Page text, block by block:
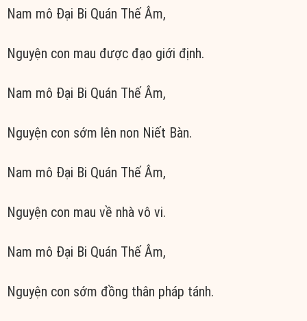
Nam mô Đại Bi Quán Thế Âm,
Nguyện con mau được đạo giới định.
Nam mô Đại Bi Quán Thế Âm,
Nguyện con sớm lên non Niết Bàn.
Nam mô Đại Bi Quán Thế Âm,
Nguyện con mau về nhà vô vi.
Nam mô Đại Bi Quán Thế Âm,
Nguyện con sớm đồng thân pháp tánh.